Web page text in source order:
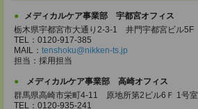
メディカルケア事業部 宇都宮オフィス
栃木県宇都宮市大通り2-3-1 井門宇都宮ビル5F
TEL：0120-917-385
MAIL： tenshoku@nikken-ts.jp
担当：採用担当
メディカルケア事業部 高崎オフィス
群馬県高崎市栄町4-11 原地所第2ビル6Ｆ 1号室
TEL：0120-935-241